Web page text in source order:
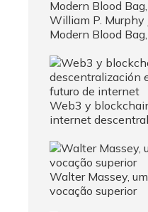
William P. Murphy
Modern Blood
Web3 y
internet
Walter Massey,
vocação superior